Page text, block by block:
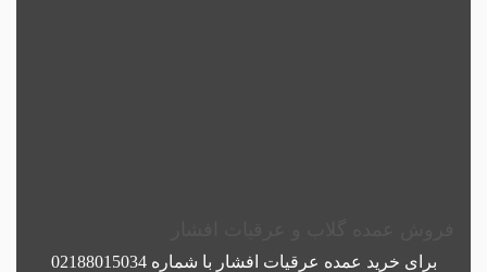
برای خرید عمده عرقیات افشار با شماره02188015034